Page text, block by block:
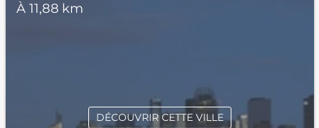
À 11,88 km
DÉCOUVRIR CETTE VILLE